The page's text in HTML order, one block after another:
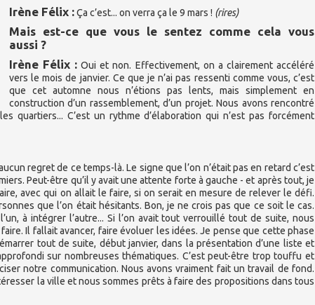
Irène Félix :Ça c’est... on verra ça le 9 mars ! (rires)
Mais est-ce que vous le sentez comme cela vous
aussi ?
Irène Félix : Oui et non. Effectivement, on a clairement accéléré
vers le mois de janvier. Ce que je n’ai pas ressenti comme vous, c’est
que cet automne nous n’étions pas lents, mais simplement en
construction d’un rassemblement, d’un projet. Nous avons rencontré
quartiers... C’est un rythme d’élaboration qui n’est pas forcément
regret de ce temps-là. Le signe que l’on n’était pas en retard c’est
Peut-être qu’il y avait une attente forte à gauche - et après tout, je
avec qui on allait le faire, si on serait en mesure de relever le défi.
que l’on était hésitants. Bon, je ne crois pas que ce soit le cas.
à intégrer l’autre... Si l’on avait tout verrouillé tout de suite, nous
Il fallait avancer, faire évoluer les idées. Je pense que cette phase
tout de suite, début janvier, dans la présentation d’une liste et
sur nombreuses thématiques. C’est peut-être trop touffu et
notre communication. Nous avons vraiment fait un travail de fond.
la ville et nous sommes prêts à faire des propositions dans tous